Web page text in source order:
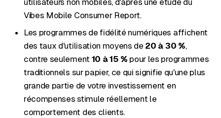
utilisateurs non mobiles, d'après une étude du
Vibes Mobile Consumer Report.
Les programmes de fidélité numériques affichent
des taux d'utilisation moyens de 20 à 30 %,
contre seulement 10 à 15 % pour les programmes
traditionnels sur papier, ce qui signifie qu'une plus
grande partie de votre investissement en
récompenses stimule réellement le
comportement des clients.